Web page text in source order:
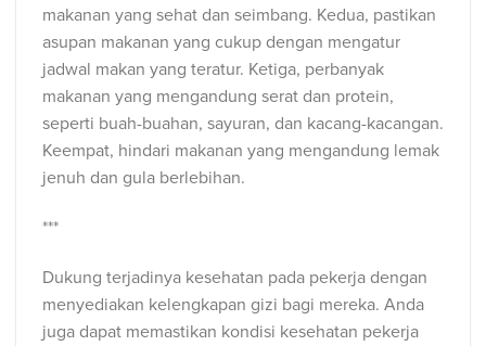
makanan yang sehat dan seimbang. Kedua, pastikan
asupan makanan yang cukup dengan mengatur
jadwal makan yang teratur. Ketiga, perbanyak
makanan yang mengandung serat dan protein,
seperti buah-buahan, sayuran, dan kacang-kacangan.
Keempat, hindari makanan yang mengandung lemak
jenuh dan gula berlebihan.
***
Dukung terjadinya kesehatan pada pekerja dengan
menyediakan kelengkapan gizi bagi mereka. Anda
juga dapat memastikan kondisi kesehatan pekerja